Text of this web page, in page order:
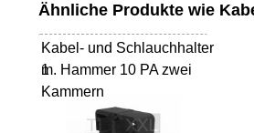
Ähnliche Produkte wie
Kabel- und Schlauchhalter
m. Hammer 10 PA zwei
Kammern
1